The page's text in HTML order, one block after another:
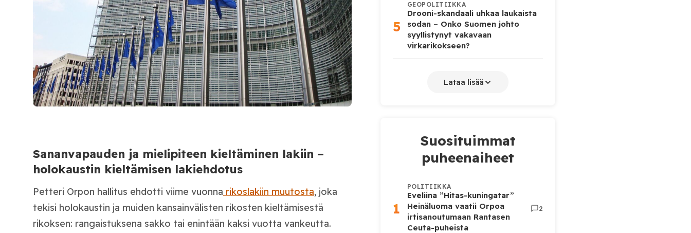
Sananvapauden ja mielipiteen kieltäminen lakiin –
holokaustin kieltämisen lakiehdotus
Petteri Orpon hallitus ehdotti viime vuonna rikoslakiin muutosta, joka
tekisi holokaustin ja muiden kansainvälisten rikosten kieltämisestä
rikoksen: rangaistuksena sakko tai enintään kaksi vuotta vankeutta.
5
GEOPOLITIIKKA
Drooni-skandaali uhkaa laukaista
sodan – Onko Suomen johto
syyllistynyt vakavaan
virkarikokseen?
Lataa lisää
Suosituimmat
puheenaiheet
1
POLITIIKKA
Eveliina ”Hitas-kuningatar”
Heinäluoma vaatii Orpoa
irtisanoutumaan Rantasen
Ceuta-puheista
2